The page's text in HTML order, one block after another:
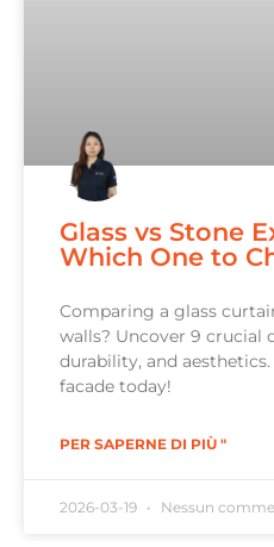
Glass vs Stone
Which One to
Comparing a glass
walls? Uncover 9 crucial
durability, and
facade today!
PER SAPERNE DI PIÙ "
2026-03-19 Nessun